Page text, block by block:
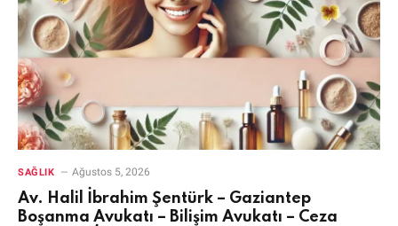
SAĞLIK Ağustos 5, 2026
Av. Halil İbrahim Şentürk – Gaziantep
Boşanma Avukatı – Bilişim Avukatı – Ceza